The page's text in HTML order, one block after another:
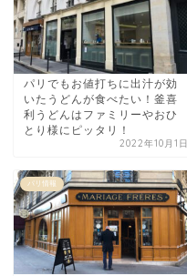
パリでもお値打ちに出汁が効
いたうどんが食べたい！釜喜
利うどんはファミリーやおひ
とり様にピッタリ！
2022年10月1日
パリ情報